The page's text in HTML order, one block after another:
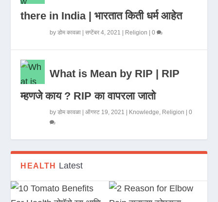
there in India | भारतात किती धर्म आहेत
byडोम कावळा |सप्टेंबर 4, 2021 Religion |0
What is Mean by RIP | RIP
म्हणजे काय ? RIP का वापरला जातो
byडोम कावळा |ऑगस्ट 19, 2021 Knowledge, Religion |0
HEALTH Latest